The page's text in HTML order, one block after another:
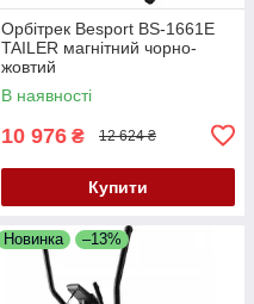
Орбітрек Besport BS-1661E
TAILER магнітний чорно-
жовтий
В наявності
10 976 ₴ 12 624 ₴
Купити
Новинка –13%